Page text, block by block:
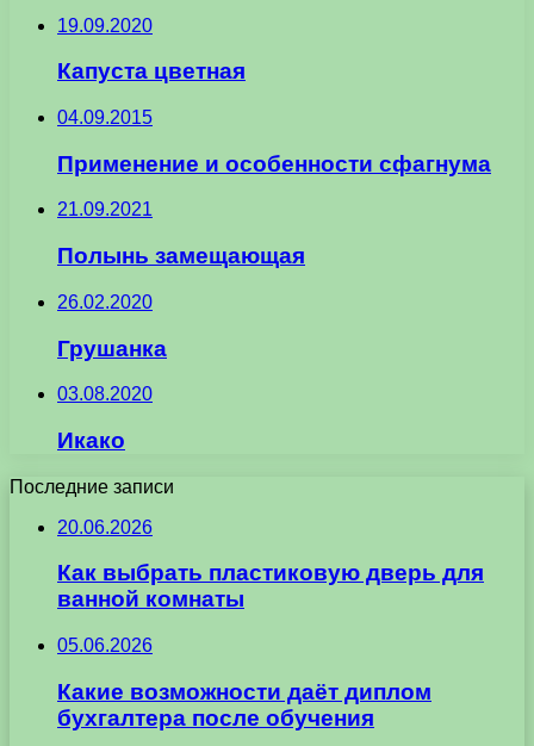
19.09.2020
Капуста цветная
04.09.2015
Применение и особенности сфагнума
21.09.2021
Полынь замещающая
26.02.2020
Грушанка
03.08.2020
Икако
Последние записи
20.06.2026
Как выбрать пластиковую дверь для
ванной комнаты
05.06.2026
Какие возможности даёт диплом
бухгалтера после обучения